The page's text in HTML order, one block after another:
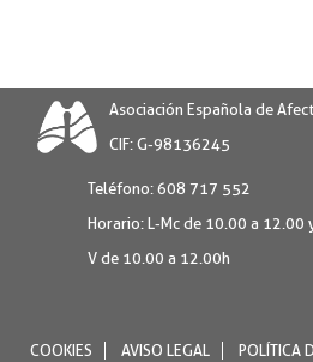
Asociación Española de
CIF: G-98136245
Teléfono: 608 717 552
Horario: L-Mc de 10.00 a 12.00
V de 10.00 a 12.00h
COOKIES AVISO LEGAL POLÍTICA